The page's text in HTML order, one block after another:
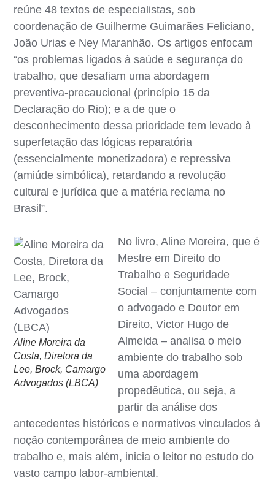
reúne 48 textos de especialistas, sob
coordenação de Guilherme Guimarães Feliciano,
João Urias e Ney Maranhão. Os artigos enfocam
“os problemas ligados à saúde e segurança do
trabalho, que desafiam uma abordagem
preventiva-precaucional (princípio 15 da
Declaração do Rio); e a de que o
desconhecimento dessa prioridade tem levado à
superfetação das lógicas reparatória
(essencialmente monetizadora) e repressiva
(amiúde simbólica), retardando a revolução
cultural e jurídica que a matéria reclama no
Brasil”.
Aline Moreira da
Costa, Diretora da
Lee, Brock, Camargo
Advogados (LBCA)
No livro, Aline Moreira, que é
Mestre em Direito do
Trabalho e Seguridade
Social – conjuntamente com
o advogado e Doutor em
Direito, Victor Hugo de
Almeida – analisa o meio
ambiente do trabalho sob
uma abordagem
propedêutica, ou seja, a
partir da análise dos
antecedentes históricos e normativos vinculados à
noção contemporânea de meio ambiente do
trabalho e, mais além, inicia o leitor no estudo do
vasto campo labor-ambiental.